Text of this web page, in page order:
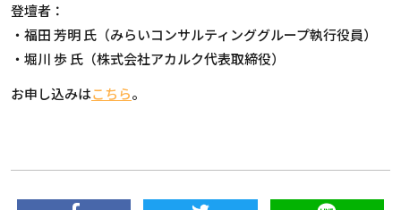
登壇者：
・福田 芳明 氏（みらいコンサルティンググループ執行役員）
・堀川 歩 氏（株式会社アカルク代表取締役）
お申し込みはこちら。